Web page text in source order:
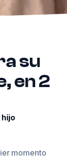
su
en 2
momento